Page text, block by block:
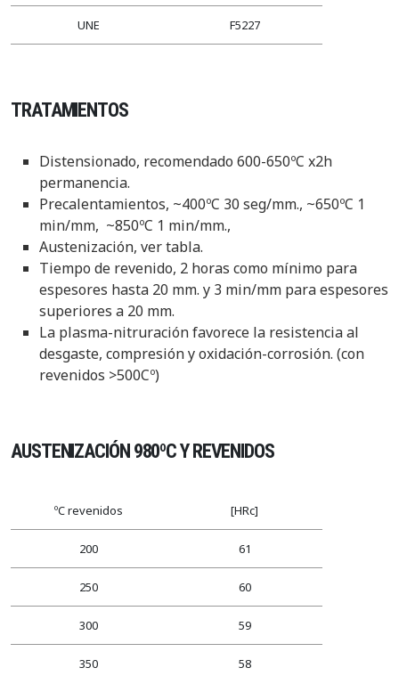
UNE F5227
TRATAMIENTOS
Distensionado, recomendado 600-650ºC x2h
permanencia.
Precalentamientos, ~400ºC 30 seg/mm., ~650ºC 1
min/mm, ~850ºC 1 min/mm.,
Austenización, ver tabla.
Tiempo de revenido, 2 horas como mínimo para
espesores hasta 20 mm. y 3 min/mm para espesores
superiores a 20 mm.
La plasma-nitruración favorece la resistencia al
desgaste, compresión y oxidación-corrosión. (con
revenidos >500Cº)
AUSTENIZACIÓN 980ºC Y REVENIDOS
ºC revenidos [HRc]
200 61
250 60
300 59
350 58